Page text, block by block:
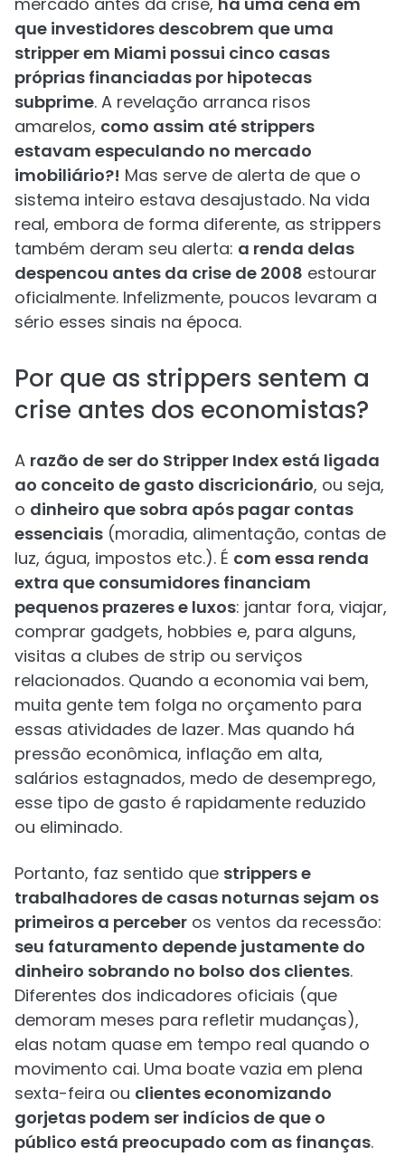
que investidores descobrem que uma
stripper em Miami possui cinco casas
próprias financiadas por hipotecas
subprime. A revelação arranca risos
amarelos, como assim até strippers
estavam especulando no mercado
imobiliário?! Mas serve de alerta de que o
sistema inteiro estava desajustado. Na vida
real, embora de forma diferente, as strippers
também deram seu alerta: a renda delas
despencou antes da crise de 2008 estourar
oficialmente. Infelizmente, poucos levaram a
sério esses sinais na época.
Por que as strippers sentem a
crise antes dos economistas?
A razão de ser do Stripper Index está ligada
ao conceito de gasto discricionário, ou seja,
o dinheiro que sobra após pagar contas
essenciais (moradia, alimentação, contas de
luz, água, impostos etc.). É com essa renda
extra que consumidores financiam
pequenos prazeres e luxos: jantar fora, viajar,
comprar gadgets, hobbies e, para alguns,
visitas a clubes de strip ou serviços
relacionados. Quando a economia vai bem,
muita gente tem folga no orçamento para
essas atividades de lazer. Mas quando há
pressão econômica, inflação em alta,
salários estagnados, medo de desemprego,
esse tipo de gasto é rapidamente reduzido
ou eliminado.
Portanto, faz sentido que strippers e
trabalhadores de casas noturnas sejam os
primeiros a perceber os ventos da recessão:
seu faturamento depende justamente do
dinheiro sobrando no bolso dos clientes.
Diferentes dos indicadores oficiais (que
demoram meses para refletir mudanças),
elas notam quase em tempo real quando o
movimento cai. Uma boate vazia em plena
sexta-feira ou clientes economizando
gorjetas podem ser indícios de que o
público está preocupado com as finanças.